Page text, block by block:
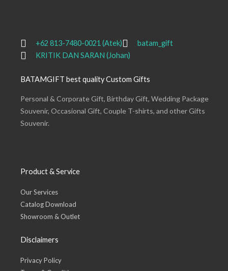
+62 813-7480-0021 (Atek)
batam_gift
KRITIK DAN SARAN (Johan)
BATAMGIFT best quality Custom Gifts
Personal & Corporate Gift, Birthday Gift, Wedding Package
Souvenir, Occasional Gift, Couple T-shirts, and other Gifts
Souvenir.
Product & Service
Our Services
Catalog Download
Showroom & Outlet
Disclaimers
Privacy Policy